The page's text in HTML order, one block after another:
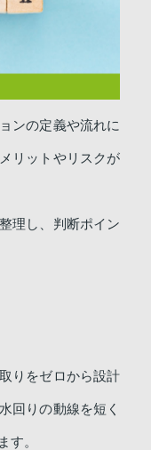
ンの定義や流れに
リットやリスクが
理し、判断ポイン
りをゼロから設計
回りの動線を短く
す。